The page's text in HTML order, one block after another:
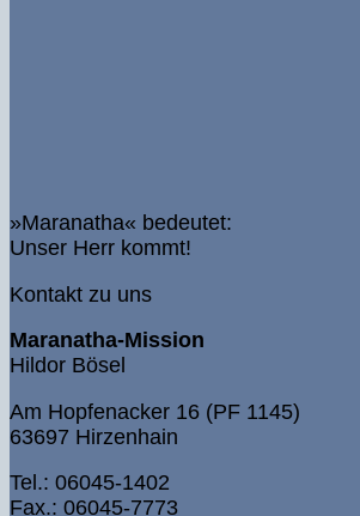
»Maranatha« bedeutet:
Unser Herr kommt!
Kontakt zu uns
Maranatha-Mission
Hildor Bösel
Am Hopfenacker 16 (PF 1145)
63697 Hirzenhain
Tel.: 06045-1402
Fax.: 06045-7773